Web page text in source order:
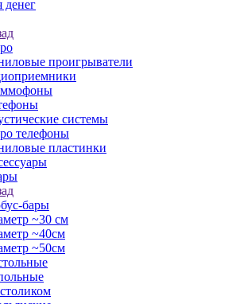
денег
проигрыватели
системы
телефоны
пластинки
бары
~30 см
~40см
~50см